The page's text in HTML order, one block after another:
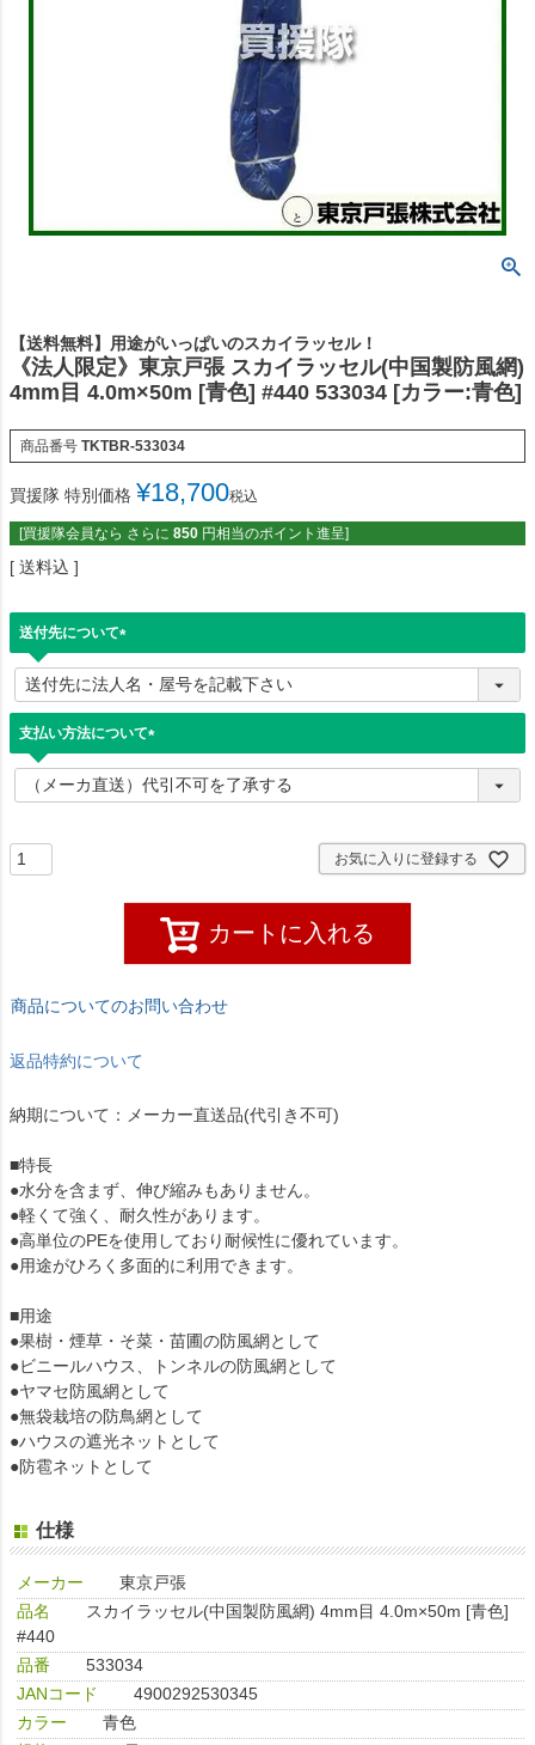
【送料無料】用途がいっぱいのスカイラッセル！
《法人限定》東京戸張 スカイラッセル(中国製防風網)
4mm目 4.0m×50m [青色] #440 533034 [カラー:青色]
商品番号 TKTBR-533034
買援隊 特別価格 ¥18,700税込
[買援隊会員なら さらに 850 円相当のポイント進呈]
送料込
送付先について
必
須
支払い方法について
必
須
お気に入りに登録する
カートに入れる
商品についてのお問い合わせ
返品特約について
納期について：メーカー直送品(代引き不可)
■特長
●水分を含まず、伸び縮みもありません。
●軽くて強く、耐久性があります。
●高単位のPEを使用しており耐候性に優れています。
●用途がひろく多面的に利用できます。
■用途
●果樹・煙草・そ菜・苗圃の防風網として
●ビニールハウス、トンネルの防風網として
●ヤマセ防風網として
●無袋栽培の防鳥網として
●ハウスの遮光ネットとして
●防雹ネットとして
仕様
メーカー
東京戸張
品名
スカイラッセル(中国製防風網) 4mm目 4.0m×50m [青色]
#440
品番
533034
JANコード
4900292530345
カラー
青色